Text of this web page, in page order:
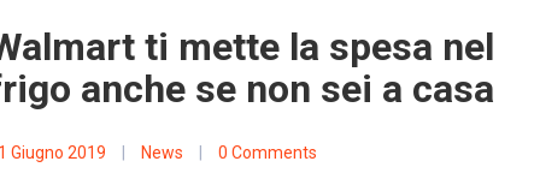
ti mette la spesa nel
anche se non sei a casa
Giugno 2019 News 0 Comments